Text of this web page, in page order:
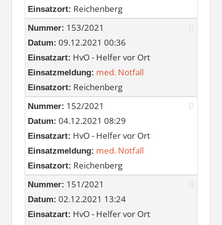
Einsatzort: Reichenberg
Nummer: 153/2021
Datum: 09.12.2021 00:36
Einsatzart: HvO - Helfer vor Ort
Einsatzmeldung: med. Notfall
Einsatzort: Reichenberg
Nummer: 152/2021
Datum: 04.12.2021 08:29
Einsatzart: HvO - Helfer vor Ort
Einsatzmeldung: med. Notfall
Einsatzort: Reichenberg
Nummer: 151/2021
Datum: 02.12.2021 13:24
Einsatzart: HvO - Helfer vor Ort